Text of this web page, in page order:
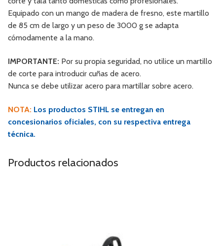
Equipado con un mango de madera de fresno, este martillo
de 85 cm de largo y un peso de 3000 g se adapta
cómodamente a la mano.
IMPORTANTE: Por su propia seguridad, no utilice un martillo
de corte para introducir cuñas de acero.
Nunca se debe utilizar acero para martillar sobre acero.
NOTA: Los productos STIHL se entregan en
concesionarios oficiales, con su respectiva entrega
técnica.
Productos relacionados